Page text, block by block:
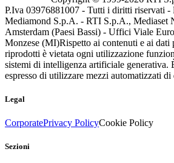
P.Iva 03976881007 - Tutti i diritti riservati -
Mediamond S.p.A. - RTI S.p.A., Mediaset
Amsterdam (Paesi Bassi) - Uffici Viale
Monzese (MI)Rispetto ai contenuti e ai dati
riprodotti è vietata ogni utilizzazione
sistemi di intelligenza artificiale generativa.
espresso di utilizzare mezzi automatizzati di
Legal
CorporatePrivacy PolicyCookie Policy
Sezioni